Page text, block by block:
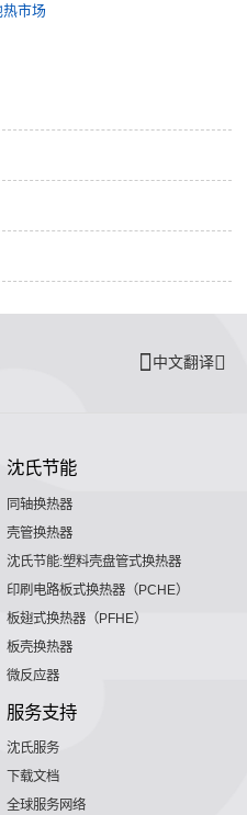
市场
中文翻译
沈氏节能
同轴换热器
壳管换热器
沈氏节能:塑料壳盘管式换热器
印刷电路板式换热器（PCHE）
板翅式换热器（PFHE）
板壳换热器
微反应器
服务支持
沈氏服务
下载文档
全球服务网络